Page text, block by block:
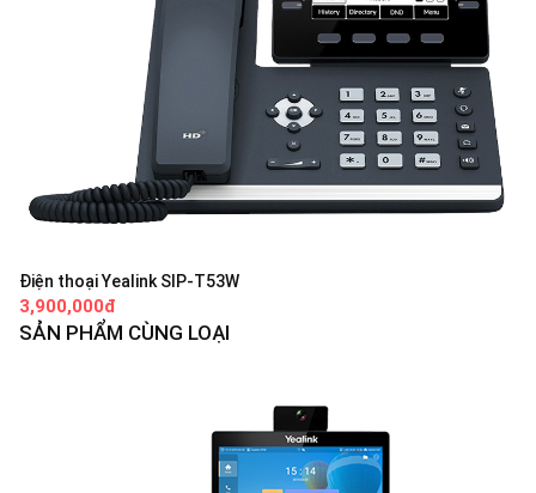
Điện thoại Yealink SIP-T53W
3,900,000đ
SẢN PHẨM CÙNG LOẠI